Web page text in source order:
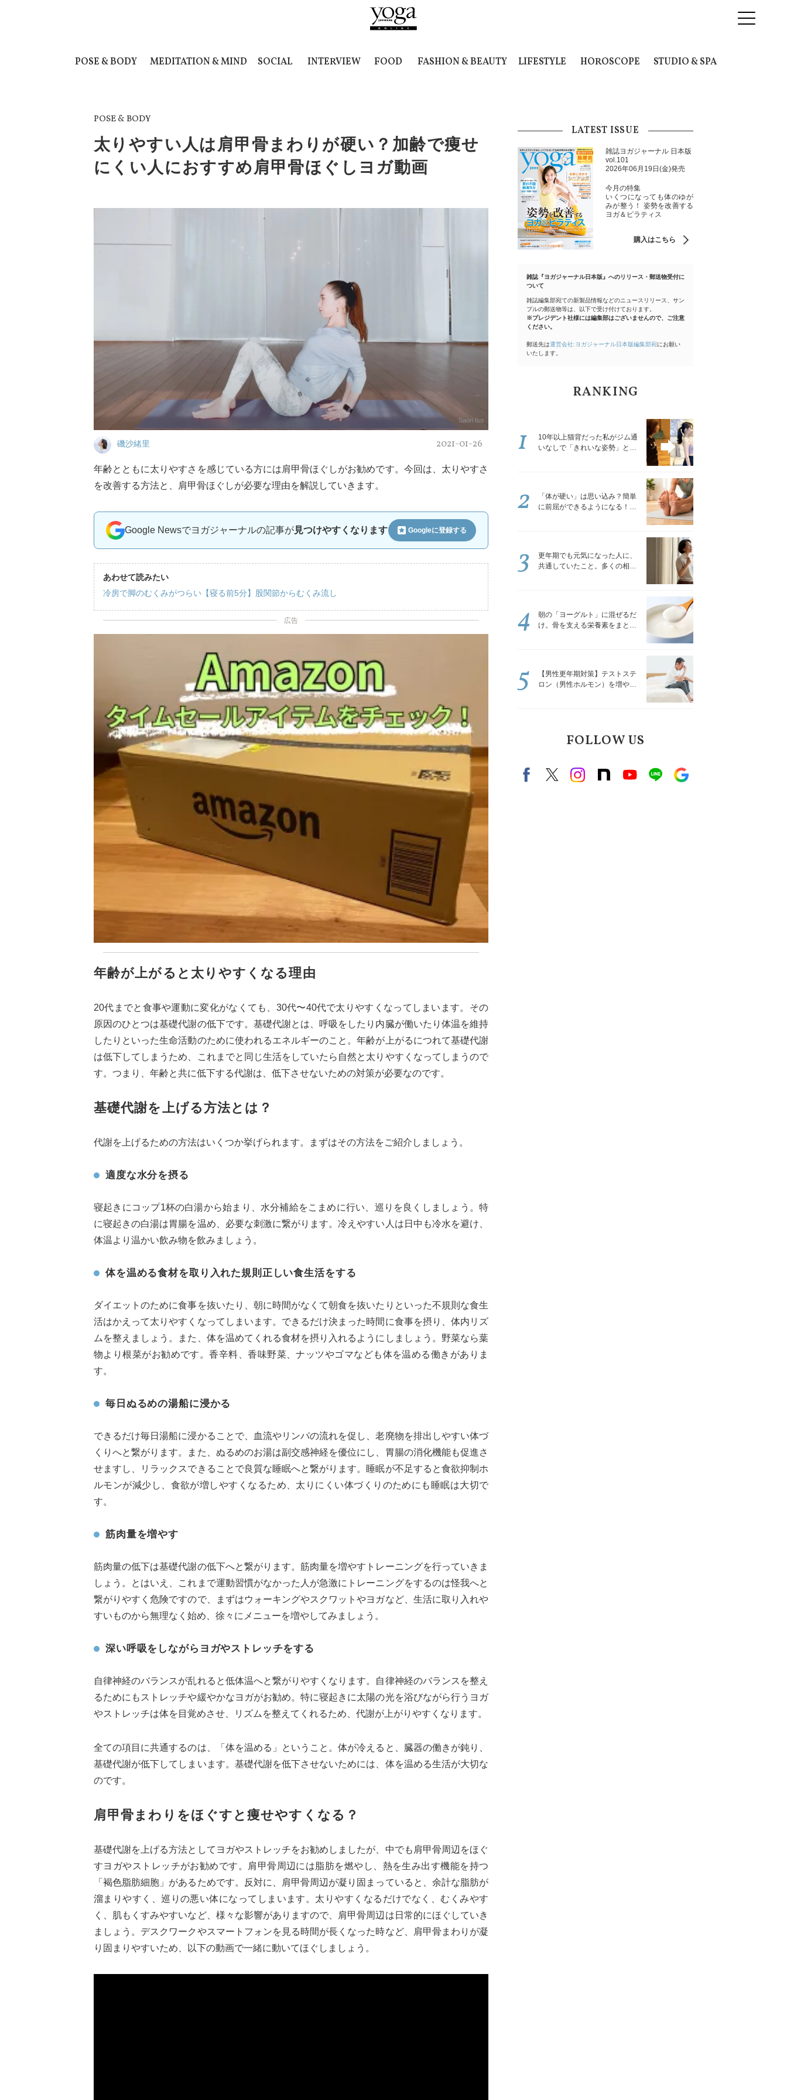
POSE & BODY MEDITATION & MIND SOCIAL INTERVIEW FOOD FASHION & BEAUTY LIFESTYLE HOROSCOPE STUDIO & SPA
POSE & BODY
太りやすい人は肩甲骨まわりが硬い？加齢で痩せ
にくい人におすすめ肩甲骨ほぐしヨガ動画
Saori Iso
磯沙緒里 2021-01-26
年齢とともに太りやすさを感じている方には肩甲骨ほぐしがお勧めです。今回は、太りやすさ
を改善する方法と、肩甲骨ほぐしが必要な理由を解説していきます。
Google Newsでヨガジャーナルの記事が見つけやすくなります Googleに登録する
あわせて読みたい
冷房で脚のむくみがつらい【寝る前5分】股関節からむくみ流し
広告
年齢が上がると太りやすくなる理由
20代までと食事や運動に変化がなくても、30代〜40代で太りやすくなってしまいます。その
原因のひとつは基礎代謝の低下です。基礎代謝とは、呼吸をしたり内臓が働いたり体温を維持
したりといった生命活動のために使われるエネルギーのこと。年齢が上がるにつれて基礎代謝
は低下してしまうため、これまでと同じ生活をしていたら自然と太りやすくなってしまうので
す。つまり、年齢と共に低下する代謝は、低下させないための対策が必要なのです。
基礎代謝を上げる方法とは？
代謝を上げるための方法はいくつか挙げられます。まずはその方法をご紹介しましょう。
適度な水分を摂る
寝起きにコップ1杯の白湯から始まり、水分補給をこまめに行い、巡りを良くしましょう。特
に寝起きの白湯は胃腸を温め、必要な刺激に繋がります。冷えやすい人は日中も冷水を避け、
体温より温かい飲み物を飲みましょう。
体を温める食材を取り入れた規則正しい食生活をする
ダイエットのために食事を抜いたり、朝に時間がなくて朝食を抜いたりといった不規則な食生
活はかえって太りやすくなってしまいます。できるだけ決まった時間に食事を摂り、体内リズ
ムを整えましょう。また、体を温めてくれる食材を摂り入れるようにしましょう。野菜なら葉
物より根菜がお勧めです。香辛料、香味野菜、ナッツやゴマなども体を温める働きがありま
す。
毎日ぬるめの湯船に浸かる
できるだけ毎日湯船に浸かることで、血流やリンパの流れを促し、老廃物を排出しやすい体づ
くりへと繋がります。また、ぬるめのお湯は副交感神経を優位にし、胃腸の消化機能も促進さ
せますし、リラックスできることで良質な睡眠へと繋がります。睡眠が不足すると食欲抑制ホ
ルモンが減少し、食欲が増しやすくなるため、太りにくい体づくりのためにも睡眠は大切で
す。
筋肉量を増やす
筋肉量の低下は基礎代謝の低下へと繋がります。筋肉量を増やすトレーニングを行っていきま
しょう。とはいえ、これまで運動習慣がなかった人が急激にトレーニングをするのは怪我へと
繋がりやすく危険ですので、まずはウォーキングやスクワットやヨガなど、生活に取り入れや
すいものから無理なく始め、徐々にメニューを増やしてみましょう。
深い呼吸をしながらヨガやストレッチをする
自律神経のバランスが乱れると低体温へと繋がりやすくなります。自律神経のバランスを整え
るためにもストレッチや緩やかなヨガがお勧め。特に寝起きに太陽の光を浴びながら行うヨガ
やストレッチは体を目覚めさせ、リズムを整えてくれるため、代謝が上がりやすくなります。
全ての項目に共通するのは、「体を温める」ということ。体が冷えると、臓器の働きが鈍り、
基礎代謝が低下してしまいます。基礎代謝を低下させないためには、体を温める生活が大切な
のです。
肩甲骨まわりをほぐすと痩せやすくなる？
基礎代謝を上げる方法としてヨガやストレッチをお勧めしましたが、中でも肩甲骨周辺をほぐ
すヨガやストレッチがお勧めです。肩甲骨周辺には脂肪を燃やし、熱を生み出す機能を持つ
「褐色脂肪細胞」があるためです。反対に、肩甲骨周辺が凝り固まっていると、余計な脂肪が
溜まりやすく、巡りの悪い体になってしまいます。太りやすくなるだけでなく、むくみやす
く、肌もくすみやすいなど、様々な影響がありますので、肩甲骨周辺は日常的にほぐしていき
ましょう。デスクワークやスマートフォンを見る時間が長くなった時など、肩甲骨まわりが凝
り固まりやすいため、以下の動画で一緒に動いてほぐしましょう。
LATEST ISSUE
雑誌ヨガジャーナル 日本版
vol.101
2026年06月19日(金)発売
今月の特集
いくつになっても体のゆが
みが整う！ 姿勢を改善する
ヨガ＆ピラティス
購入はこちら
雑誌『ヨガジャーナル日本版』へのリリース・郵送物受付に
ついて
雑誌編集部宛ての新製品情報などのニュースリリース、サン
プルの郵送物等は、以下で受け付けております。
※プレジデント社様には編集部はございませんので、ご注意
ください。
郵送先は運営会社:ヨガジャーナル日本版編集部宛にお願い
いたします。
RANKING
10年以上猫背だった私がジム通
いなしで「きれいな姿勢」と褒
1
「体が硬い」は思い込み？簡単
に前屈ができるようになる！腿
2
更年期でも元気になった人に、
共通していたこと。多くの相談
3
朝の「ヨーグルト」に混ぜるだ
け。骨を支える栄養素をまとめ
4
【男性更年期対策】テストステ
ロン（男性ホルモン）を増やす
5
FOLLOW US
FacebookX（旧twitter）
instagram
note Youtubeline